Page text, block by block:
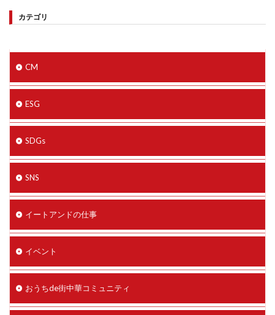
カテゴリ
CM
ESG
SDGs
SNS
イートアンドの仕事
イベント
おうちde街中華コミュニティ